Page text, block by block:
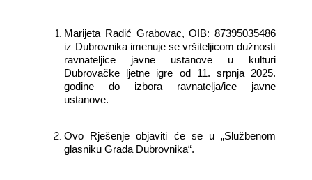
Marijeta Radić Grabovac, OIB: 87395035486
iz Dubrovnika imenuje se vršiteljicom dužnosti
ravnateljice javne ustanove u kulturi
Dubrovačke ljetne igre od 11. srpnja 2025.
godine do izbora ravnatelja/ice javne
ustanove.
Ovo Rješenje objaviti će se u „Službenom
glasniku Grada Dubrovnika“.